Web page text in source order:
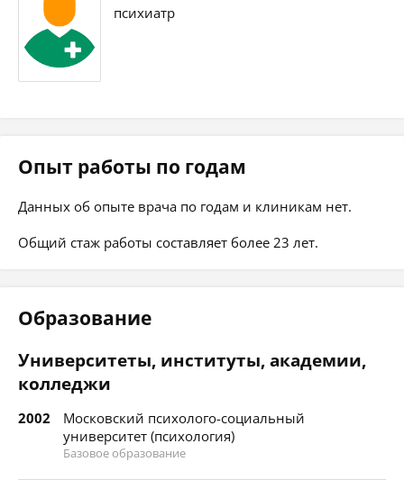
психиатр
Опыт работы по годам
Данных об опыте врача по годам и клиникам нет.
Общий стаж работы составляет более 23 лет.
Образование
Университеты, институты, академии,
колледжи
2002
Московский психолого-социальный
университет (психология)
Базовое образование